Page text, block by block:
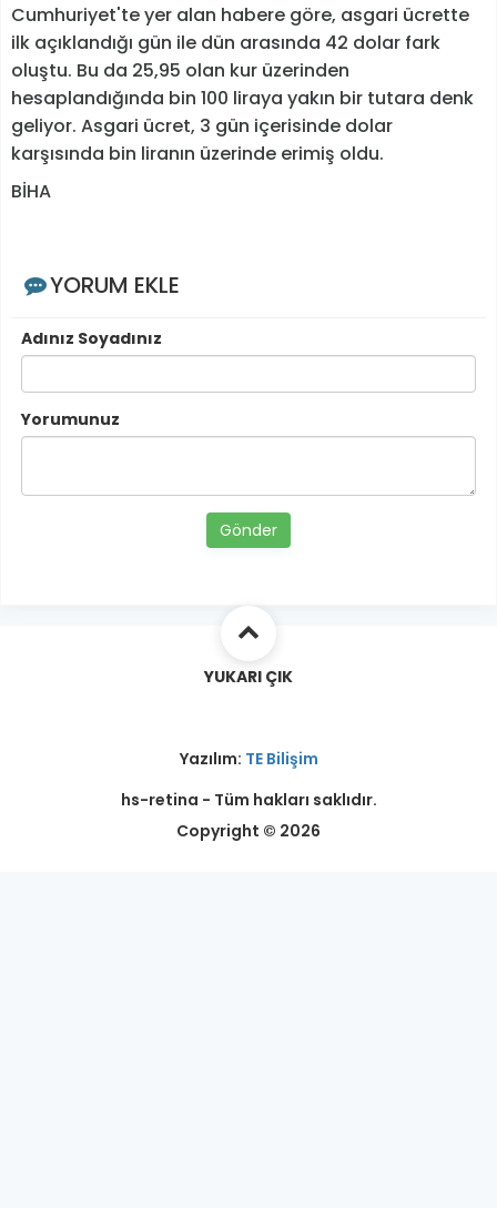
Cumhuriyet'te yer alan habere göre, asgari ücrette
ilk açıklandığı gün ile dün arasında 42 dolar fark
oluştu. Bu da 25,95 olan kur üzerinden
hesaplandığında bin 100 liraya yakın bir tutara denk
geliyor. Asgari ücret, 3 gün içerisinde dolar
karşısında bin liranın üzerinde erimiş oldu.
BİHA
YORUM EKLE
Adınız Soyadınız
Yorumunuz
Gönder
YUKARI ÇIK
Yazılım: TE Bilişim
hs-retina - Tüm hakları saklıdır.
Copyright © 2026